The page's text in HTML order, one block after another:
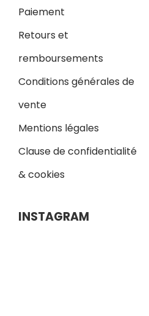
Paiement
Retours et
remboursements
Conditions générales de
vente
Mentions légales
Clause de confidentialité
& cookies
INSTAGRAM